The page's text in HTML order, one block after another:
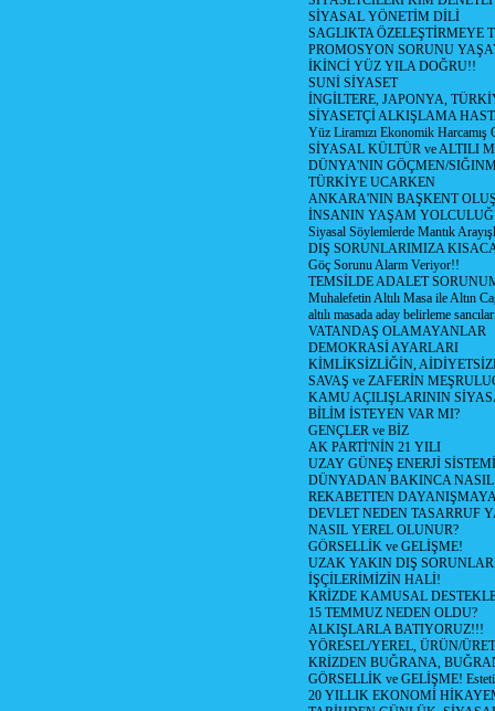
SİYASAL YÖNETİM DİLİ
SAGLIKTA ÖZELEŞTİRMEYE
PROMOSYON SORUNU
İKİNCİ YÜZ YILA DOĞRU!!
SUNİ SİYASET
İNGİLTERE, JAPONYA,
SİYASETÇİ ALKIŞLAMA
Yüz Liramızı Ekonomik Harcamış
SİYASAL KÜLTÜR ve ALTILI
DÜNYA'NIN GÖÇMEN/
TÜRKİYE UCARKEN
ANKARA'NIN BAŞKENT
İNSANIN YAŞAM
Siyasal Söylemlerde Mantık
DIŞ SORUNLARIMIZA
Göç Sorunu Alarm Veriyor!!
TEMSİLDE ADALET
Muhalefetin Altılı Masa ile Altın
altılı masada aday belirleme
VATANDAŞ OLAMAYANLAR
DEMOKRASİ AYARLARI
KİMLİKSİZLİĞİN,
SAVAŞ ve ZAFERİN
KAMU AÇILIŞLARININ
BİLİM İSTEYEN VAR MI?
GENÇLER ve BİZ
AK PARTİ'NİN 21 YILI
UZAY GÜNEŞ ENERJİ SİSTEMİ
DÜNYADAN BAKINCA
REKABETTEN
DEVLET NEDEN TASARRUF
NASIL YEREL OLUNUR?
GÖRSELLİK ve GELİŞME!
UZAK YAKIN DIŞ
İŞÇİLERİMİZİN HALİ!
KRİZDE KAMUSAL
15 TEMMUZ NEDEN OLDU?
ALKIŞLARLA BATIYORUZ!!!
YÖRESEL/YEREL, ÜRÜN/
KRİZDEN BUĞRANA,
GÖRSELLİK ve GELİŞME!
20 YILLIK EKONOMİ